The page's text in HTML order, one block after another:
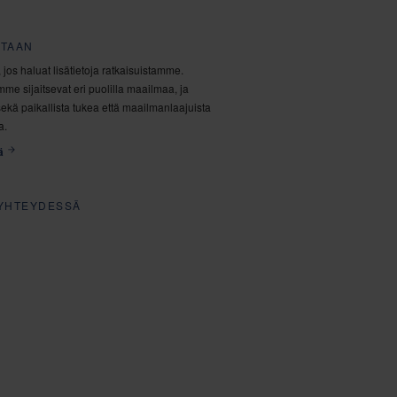
jos haluat lisätietoja ratkaisuistamme.
sijaitsevat eri puolilla maailmaa, ja
paikallista tukea että maailmanlaajuista